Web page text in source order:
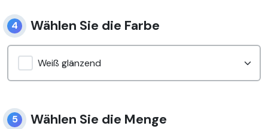
4 Wählen Sie die Farbe
Weiß glänzend
5 Wählen Sie die Menge